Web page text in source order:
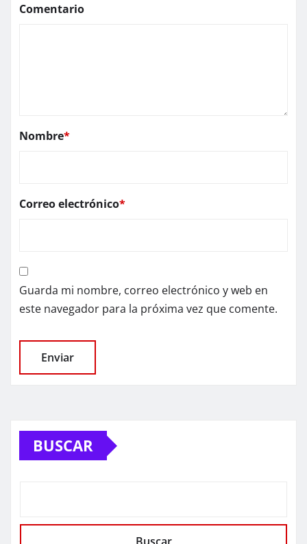
Comentario
Nombre*
Correo electrónico*
Guarda mi nombre, correo electrónico y web en
este navegador para la próxima vez que comente.
BUSCAR